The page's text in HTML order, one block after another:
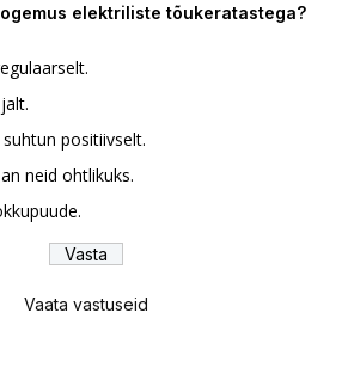
elektriliste tõukeratastega?
positiivselt.
neid ohtlikuks.
Vaata vastuseid